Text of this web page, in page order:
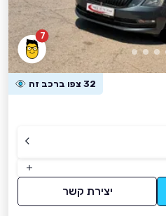
7
32 צפו ברכב זה
יצירת קשר